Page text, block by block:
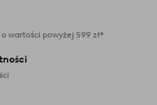
wartości powyżej 599 zł*